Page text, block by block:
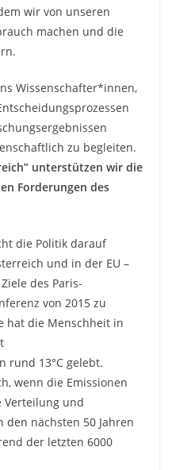
wir von unseren
machen und die
Wissenschafter*innen,
zu begleiten.
unterstützen wir die
Forderungen des
die Politik darauf
und in der EU –
des Paris-
von 2015 zu
hat die Menschheit in
rund 13°C gelebt.
wenn die Emissionen
Verteilung und
nächsten 50 Jahren
der letzten 6000